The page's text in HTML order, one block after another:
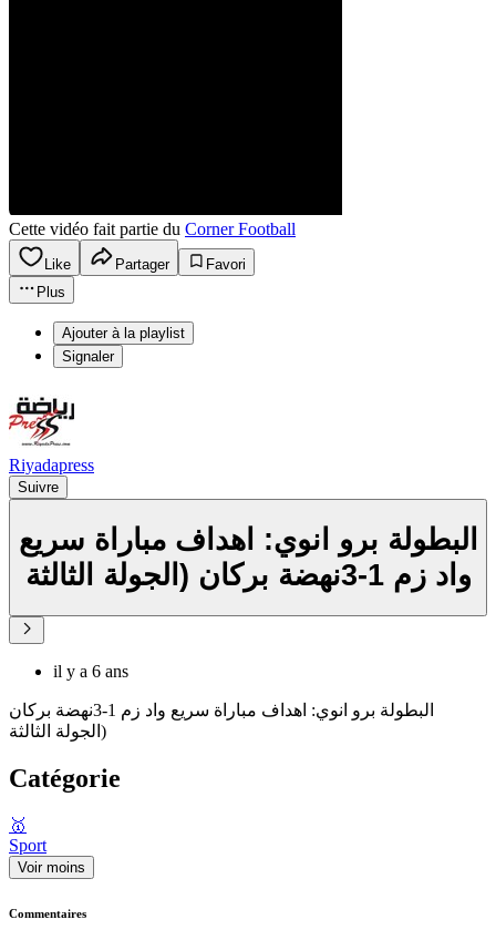
Cette vidéo fait partie du Corner Football
Like Partager
Favori
Plus
Ajouter à la playlist
Signaler
Riyadapress
Suivre
البطولة برو انوي: اهداف مباراة سريع
واد زم 1-3نهضة بركان (الجولة الثالثة
il y a 6 ans
البطولة برو انوي: اهداف مباراة سريع واد زم 1-3نهضة بركان
(الجولة الثالثة
Catégorie
🥇
Sport
Voir moins
Commentaires